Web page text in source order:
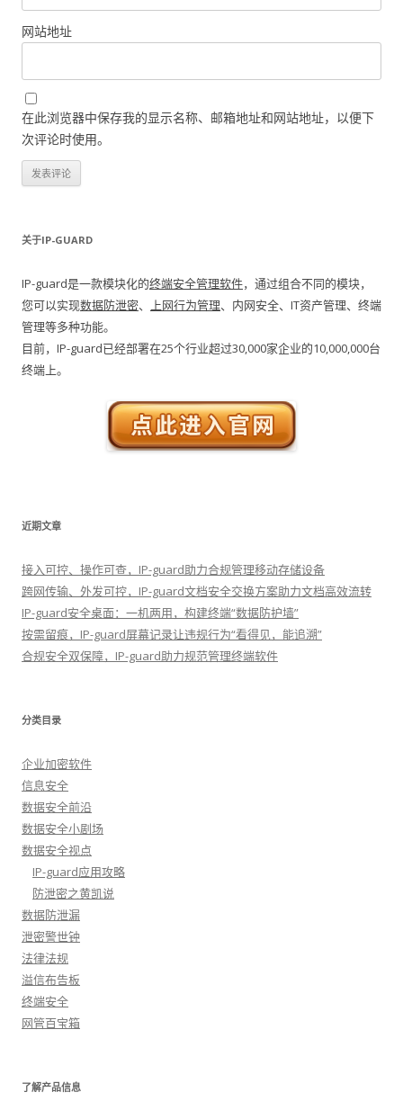
网站地址
在此浏览器中保存我的显示名称、邮箱地址和网站地址，以便下
次评论时使用。
关于IP-GUARD
IP-guard是一款模块化的终端安全管理软件，通过组合不同的模块，
您可以实现数据防泄密、 上网行为管理、内网安全、IT资产管理、终端
管理等多种功能。
目前，IP-guard已经部署在25个行业超过30,000家企业的10,000,000台
终端上。
近期文章
接入可控、操作可查，IP-guard助力合规管理移动存储设备
跨网传输、外发可控，IP-guard文档安全交换方案助力文档高效流转
IP-guard安全桌面：一机两用，构建终端“数据防护墙”
按需留痕，IP-guard屏幕记录让违规行为“看得见，能追溯”
合规安全双保障，IP-guard助力规范管理终端软件
分类目录
企业加密软件
信息安全
数据安全前沿
数据安全小剧场
数据安全视点
IP-guard应用攻略
防泄密之黄凯说
数据防泄漏
泄密警世钟
法律法规
溢信布告板
终端安全
网管百宝箱
了解产品信息